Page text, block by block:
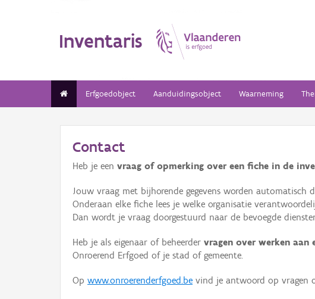
Inventaris
Erfgoedobject Aanduidingsobject Waarneming
Contact
Heb je een vraag of opmerking over een fiche in de
Jouw vraag met bijhorende gegevens worden automatisch
Onderaan elke fiche lees je welke organisatie
Dan wordt je vraag doorgestuurd naar de bevoegde
Heb je als eigenaar of beheerder vragen over werken aan
Onroerend Erfgoed of je stad of gemeente.
Op www.onroerenderfgoed.be vind je antwoord op vragen